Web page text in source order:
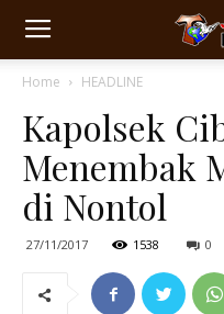
Home HEADLINE
Kapolsek
Menembak
di Nontol
27/11/2017 1538 0